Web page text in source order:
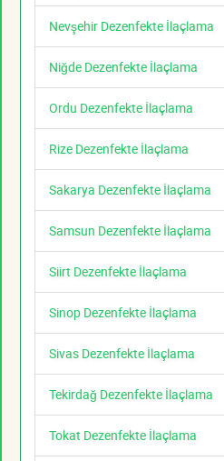
Nevşehir Dezenfekte İlaçlama
Niğde Dezenfekte İlaçlama
Ordu Dezenfekte İlaçlama
Rize Dezenfekte İlaçlama
Sakarya Dezenfekte İlaçlama
Samsun Dezenfekte İlaçlama
Siirt Dezenfekte İlaçlama
Sinop Dezenfekte İlaçlama
Sivas Dezenfekte İlaçlama
Tekirdağ Dezenfekte İlaçlama
Tokat Dezenfekte İlaçlama